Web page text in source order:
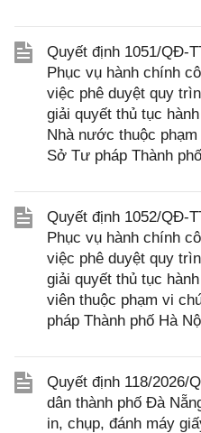
Quyết định 1051/QĐ-
Phục vụ hành chính
việc phê duyệt quy
giải quyết thủ tục
Nhà nước thuộc
Sở Tư pháp Thành
Quyết định 1052/QĐ-
Phục vụ hành chính
việc phê duyệt quy
giải quyết thủ tục
viên thuộc phạm vi
pháp Thành phố Hà
Quyết định 118/2026/
dân thành phố Đà
in, chụp, đánh máy